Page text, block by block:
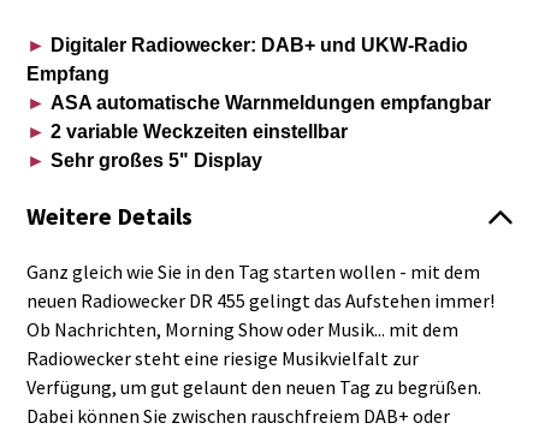
► Digitaler Radiowecker: DAB+ und UKW-Radio
Empfang
► ASA automatische Warnmeldungen empfangbar
► 2 variable Weckzeiten einstellbar
► Sehr großes 5" Display
Weitere Details
Ganz gleich wie Sie in den Tag starten wollen - mit dem
neuen Radiowecker DR 455 gelingt das Aufstehen immer!
Ob Nachrichten, Morning Show oder Musik... mit dem
Radiowecker steht eine riesige Musikvielfalt zur
Verfügung, um gut gelaunt den neuen Tag zu begrüßen.
Dabei können Sie zwischen rauschfreiem DAB+ oder